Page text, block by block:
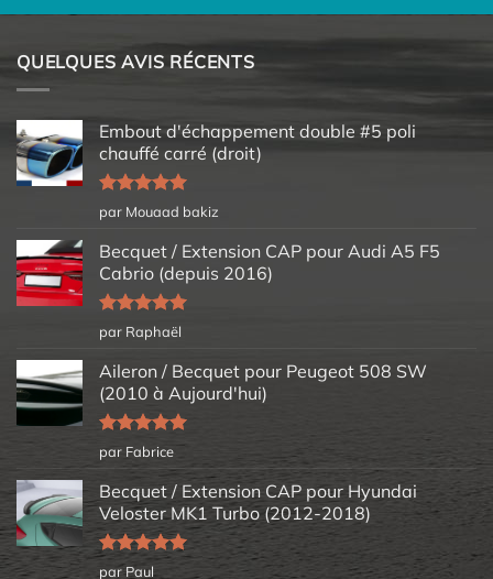
QUELQUES AVIS RÉCENTS
Embout d'échappement double #5 poli
chauffé carré (droit)
Note5sur
5
par Mouaad bakiz
Becquet / Extension CAP pour Audi A5 F5
Cabrio (depuis 2016)
Note5sur
5
par Raphaël
Aileron / Becquet pour Peugeot 508 SW
(2010 à Aujourd'hui)
Note5sur
5
par Fabrice
Becquet / Extension CAP pour Hyundai
Veloster MK1 Turbo (2012-2018)
Note5sur
par Paul